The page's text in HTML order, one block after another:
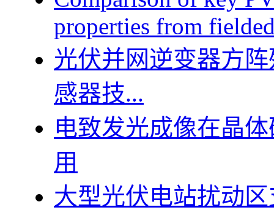
properties from
光伏并网逆变器方
感器技...
电致发光成像在晶
用
大型光伏电站扰动